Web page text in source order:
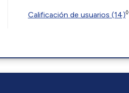
Calificación de usuarios (14)◊